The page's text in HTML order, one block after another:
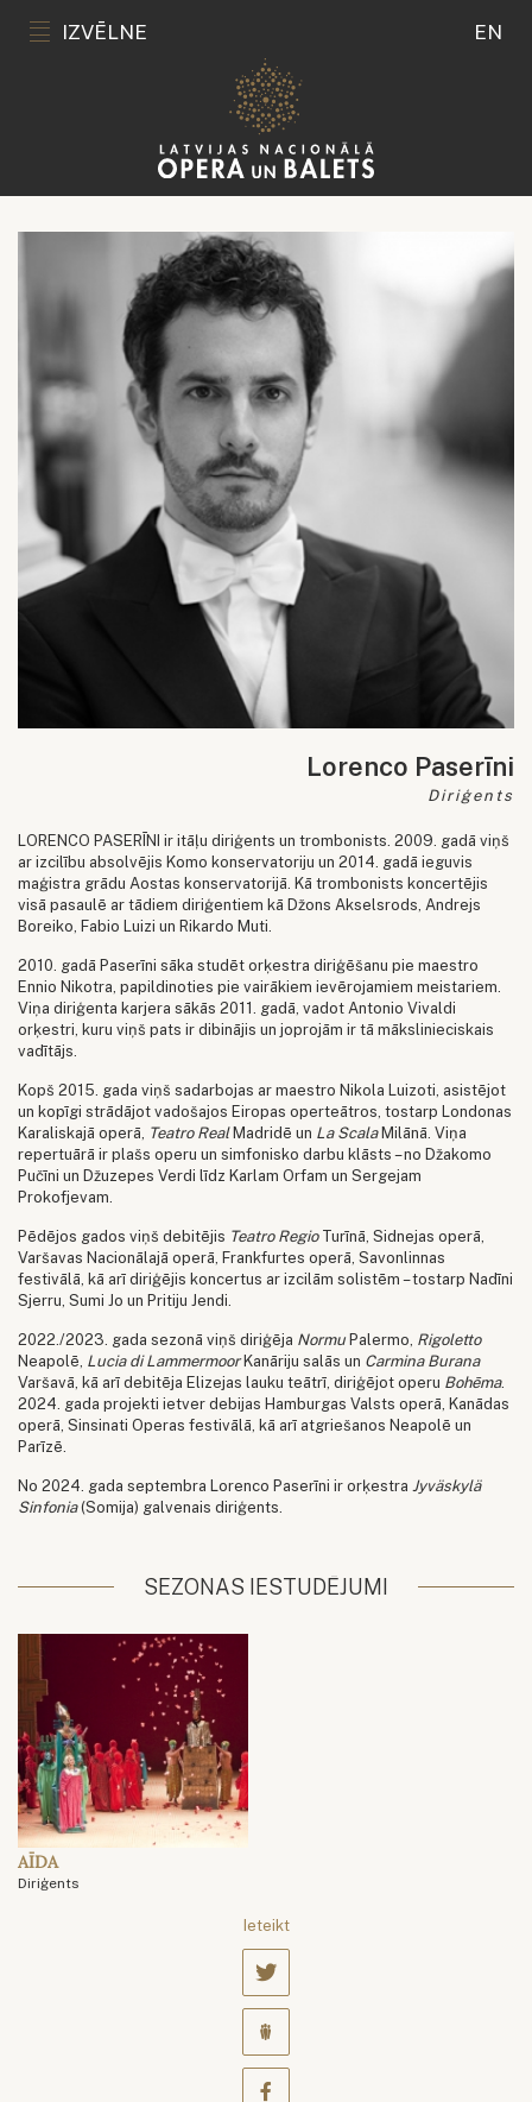
IZVĒLNE EN
Lorenco Paserīni
Diriģents
LORENCO PASERĪNI ir itāļu diriģents un trombonists. 2009. gadā viņš
ar izcilību absolvējis Komo konservatoriju un 2014. gadā ieguvis
maģistra grādu Aostas konservatorijā. Kā trombonists koncertējis
visā pasaulē ar tādiem diriģentiem kā Džons Akselsrods, Andrejs
Boreiko, Fabio Luizi un Rikardo Muti.
2010. gadā Paserīni sāka studēt orķestra diriģēšanu pie maestro
Ennio Nikotra, papildinoties pie vairākiem ievērojamiem meistariem.
Viņa diriģenta karjera sākās 2011. gadā, vadot Antonio Vivaldi
orķestri, kuru viņš pats ir dibinājis un joprojām ir tā mākslinieciskais
vadītājs.
Kopš 2015. gada viņš sadarbojas ar maestro Nikola Luizoti, asistējot
un kopīgi strādājot vadošajos Eiropas operteātros, tostarp Londonas
Karaliskajā operā, Teatro RealMadridē un La ScalaMilānā. Viņa
repertuārā ir plašs operu un simfonisko darbu klāsts – no Džakomo
Pučīni un Džuzepes Verdi līdz Karlam Orfam un Sergejam
Prokofjevam.
Pēdējos gados viņš debitējis Teatro RegioTurīnā, Sidnejas operā,
Varšavas Nacionālajā operā, Frankfurtes operā, Savonlinnas
festivālā, kā arī diriģējis koncertus ar izcilām solistēm – tostarp Nadīni
Sjerru, Sumi Jo un Pritiju Jendi.
2022./2023. gada sezonā viņš diriģēja NormuPalermo, Rigoletto
Neapolē, Lucia di LammermoorKanāriju salās un Carmina Burana
Varšavā, kā arī debitēja Elizejas lauku teātrī, diriģējot operu Bohēma.
2024. gada projekti ietver debijas Hamburgas Valsts operā, Kanādas
operā, Sinsinati Operas festivālā, kā arī atgriešanos Neapolē un
Parīzē.
No 2024. gada septembra Lorenco Paserīni ir orķestra Jyväskylä
Sinfonia(Somija) galvenais diriģents.
SEZONAS IESTUDĒJUMI
AĪDA
Diriģents
Ieteikt